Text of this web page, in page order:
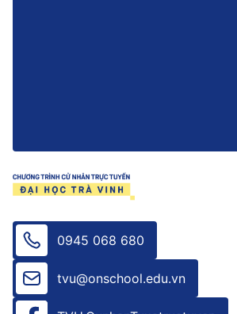
0945 068 680
tvu@onschool.edu.vn